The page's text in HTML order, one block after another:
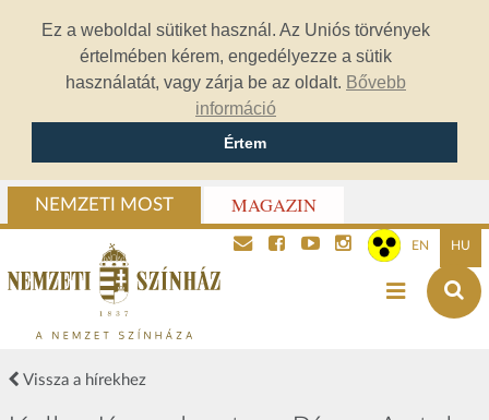
Ez a weboldal sütiket használ. Az Uniós törvények
értelmében kérem, engedélyezze a sütik
használatát, vagy zárja be az oldalt. Bővebb
információ
Értem
NEMZETI MOST MAGAZIN
EN HU
Vissza a hírekhez